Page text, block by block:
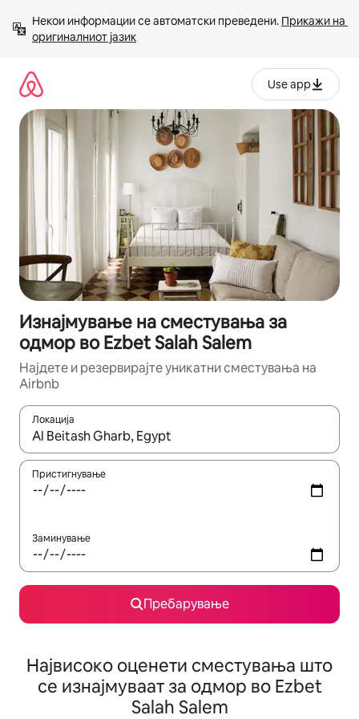
содржина
Некои информации се автоматски преведени. Прикажи на
оригиналниот јазик
Use app
Изнајмување на сместувања за
одмор во Ezbet Salah Salem
Најдете и резервирајте уникатни сместувања на
Airbnb
Локација
Кога резултатите се достапни, движете се со копчињата
Пристигнување
Заминување
Пребарување
Највисоко оценети сместувања што
се изнајмуваат за одмор во Ezbet
Salah Salem